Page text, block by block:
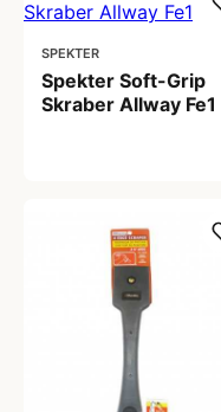
SPEKTER
Spekter Soft-Grip
Skraber Allway Fe1